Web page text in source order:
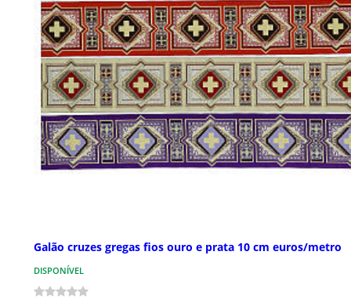
Galão cruzes gregas fios ouro e prata 10 cm euros/metro
DISPONÍVEL